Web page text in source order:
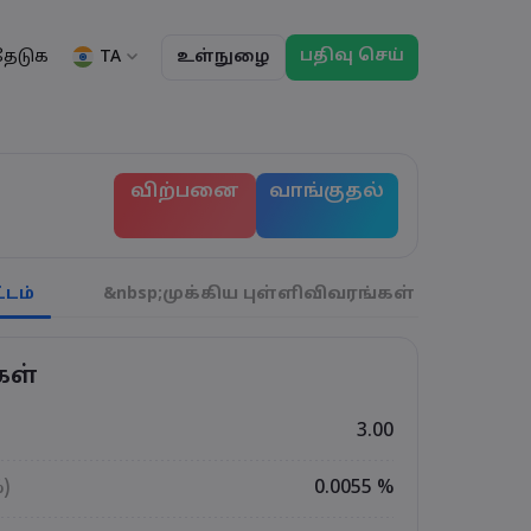
ரோல்ஓவர
மார்கெட்டின் ஆழம்
சட்டத் தொகுப்பு
TA
English
English (St. Vincent)
Italian
Português
உள்நுழை பதிவு செய்
விற்பனை வாங்குதல்
&nbsp;முக்கிய புள்ளிவிவரங்கள்
3.00
0.0055 %